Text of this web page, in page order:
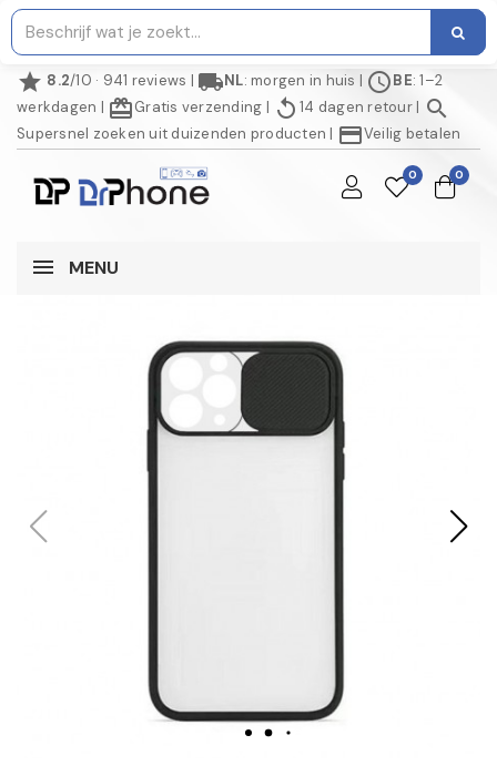
star 8.2/10 · 941 reviews | local_shippingNL: morgen in huis | scheduleBE: 1–2
werkdagen | redeemGratis verzending | replay 14 dagen retour| search
Supersnel zoeken uit duizenden producten | credit_cardVeilig betalen
0 0
MENU